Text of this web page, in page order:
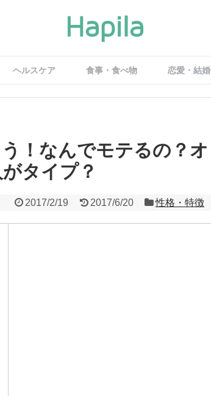
ヘルスケア 食事・食べ物 恋愛・結婚
！なんでモテるの？オ
タイプ？
2017/2/19 2017/6/20 性格・特徴